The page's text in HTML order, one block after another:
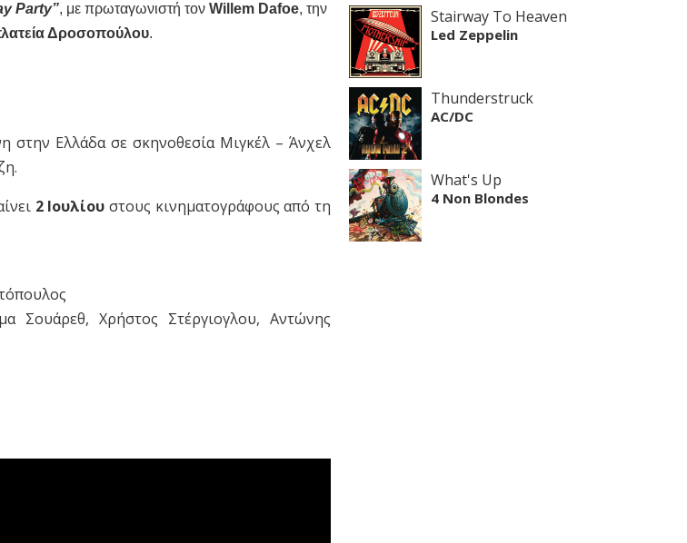
Party”, με πρωταγωνιστή τον Willem Dafoe, την
Δροσοπούλου.
στην Ελλάδα σε σκηνοθεσία Μιγκέλ – Άνχελ
2 Ιουλίου στους κινηματογράφους από τη
Σουάρεθ, Χρήστος Στέργιογλου, Αντώνης
Stairway To Heaven
Led Zeppelin
Thunderstruck
AC/DC
What's Up
4 Non Blondes